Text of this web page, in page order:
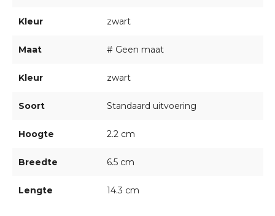
Kleur zwart
Maat # Geen maat
Kleur zwart
Soort Standaard uitvoering
Hoogte 2.2 cm
Breedte 6.5 cm
Lengte 14.3 cm